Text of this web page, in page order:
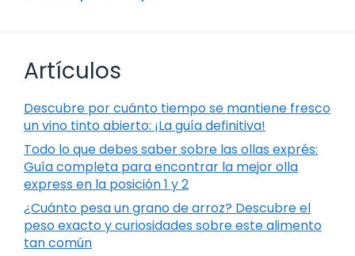
Artículos
Descubre por cuánto tiempo se mantiene fresco
un vino tinto abierto: ¡La guía definitiva!
Todo lo que debes saber sobre las ollas exprés:
Guía completa para encontrar la mejor olla
express en la posición 1 y 2
¿Cuánto pesa un grano de arroz? Descubre el
peso exacto y curiosidades sobre este alimento
tan común